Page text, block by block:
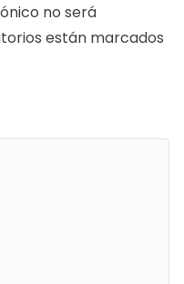
no será
están marcados